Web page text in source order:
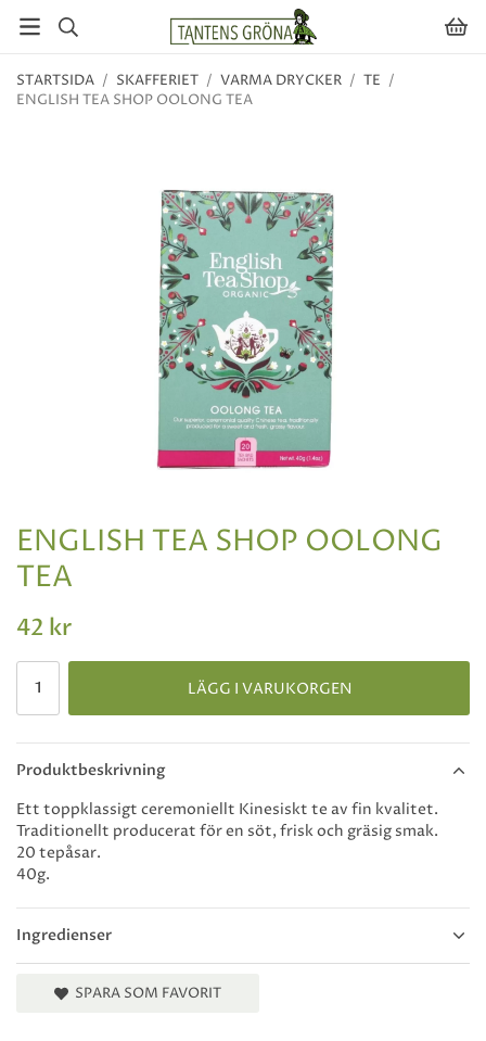
STARTSIDA / SKAFFERIET / VARMA DRYCKER / TE /
ENGLISH TEA SHOP OOLONG TEA
ENGLISH TEA SHOP OOLONG
TEA
42 kr
LÄGG I VARUKORGEN
Produktbeskrivning
Ingredienser
Ett toppklassigt ceremoniellt Kinesiskt te av fin kvalitet.
Traditionellt producerat för en söt, frisk och gräsig smak.
20 tepåsar.
40g.
SPARA SOM FAVORIT